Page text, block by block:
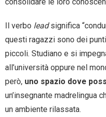
Il verbo leadsignifica
questi ragazzi sono dei
piccoli. Studiano e si
all’università oppure nel
però, uno spazio dove
un’insegnante madrelingua
un ambiente rilassata.